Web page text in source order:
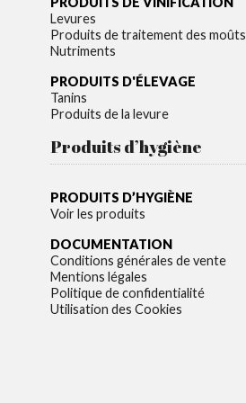
Levures
Produits de traitement des moûts
Nutriments
PRODUITS D'ÉLEVAGE
Tanins
Produits de la levure
Produits d’hygiène
PRODUITS D’HYGIÈNE
Voir les produits
DOCUMENTATION
Conditions générales de vente
Mentions légales
Politique de confidentialité
Utilisation des Cookies